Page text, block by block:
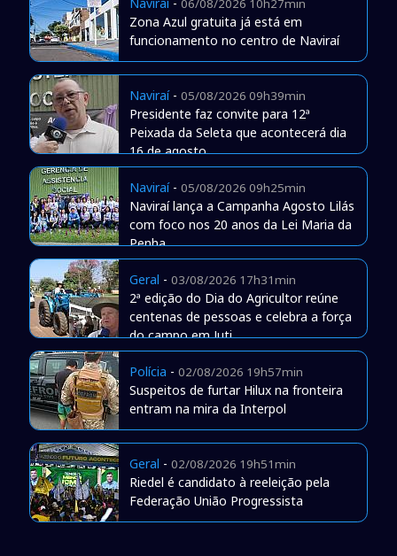
06/08/2026 10h27min
Zona Azul gratuita já está em
funcionamento no centro de Naviraí
Naviraí- 05/08/2026 09h39min
Presidente faz convite para 12ª
Peixada da Seleta que acontecerá dia
16 de agosto
Naviraí- 05/08/2026 09h25min
Naviraí lança a Campanha Agosto Lilás
com foco nos 20 anos da Lei Maria da
Penha
Geral - 03/08/2026 17h31min
2ª edição do Dia do Agricultor reúne
centenas de pessoas e celebra a força
do campo em Juti
Polícia - 02/08/2026 19h57min
Suspeitos de furtar Hilux na fronteira
entram na mira da Interpol
Geral - 02/08/2026 19h51min
Riedel é candidato à reeleição pela
Federação União Progressista